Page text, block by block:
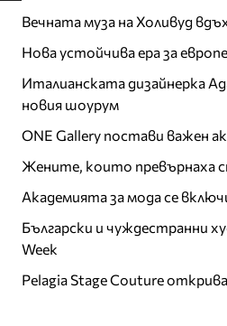
Вечната муза на Холивуд
Нова устойчива ера за
Италианската дизайнерка
новия шоурум
ONE Gallery постави важен
Жените, които превърнаха
Академията за мода се
Български и чуждестранни
Week
Pelagia Stage Couture